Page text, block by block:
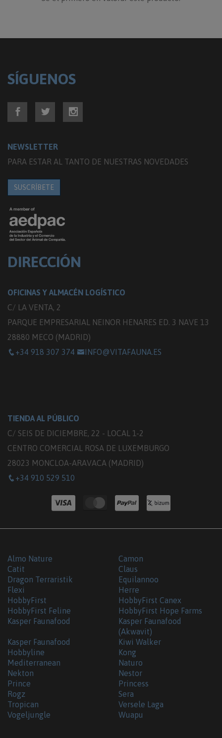
SÍGUENOS
NEWSLETTER
PARA ESTAR AL TANTO DE NUESTRAS NOVEDADES
SUSCRÍBETE
DIRECCIÓN
OFICINAS Y ALMACÉN LOGÍSTICO
C/ LA VENTA, 2
PARQUE EMPRESARIAL NEINOR HENARES ED. 3 NAVE 13
28880 MECO (MADRID)
+34 918 307 374
INFO@VITAFAUNA.ES
TIENDA AL PÚBLICO
C/ SEIS DE DICIEMBRE, 22 - LOCAL 1-2
CENTRO COMERCIAL ROSA DE LUXEMBURGO
28023 MONCLOA-ARAVACA (MADRID)
+34 910 529 510
Almo Nature
Camon
Catit
Claus
Dragon Terraristik
Equilannoo
Flexi
Herre
HobbyFirst
HobbyFirst Canex
HobbyFirst Feline
HobbyFirst Hope Farms
Kasper Faunafood
Kasper Faunafood
(Akwavit)
Kasper Faunafood
Hobbyline
Kiwi Walker
Kong
Mediterranean
Naturo
Nekton
Nestor
Prince
Princess
Rogz
Sera
Tropican
Versele Laga
Vogeljungle
Wuapu